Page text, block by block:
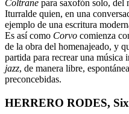
Coltrane para saxofón solo, del
Iturralde quien, en una
ejemplo de una escritura
Es así como Corvo comienza
de la obra del homenajeado, y
partida para recrear una música
jazz, de manera libre,
preconcebidas.
HERRERO RODES,